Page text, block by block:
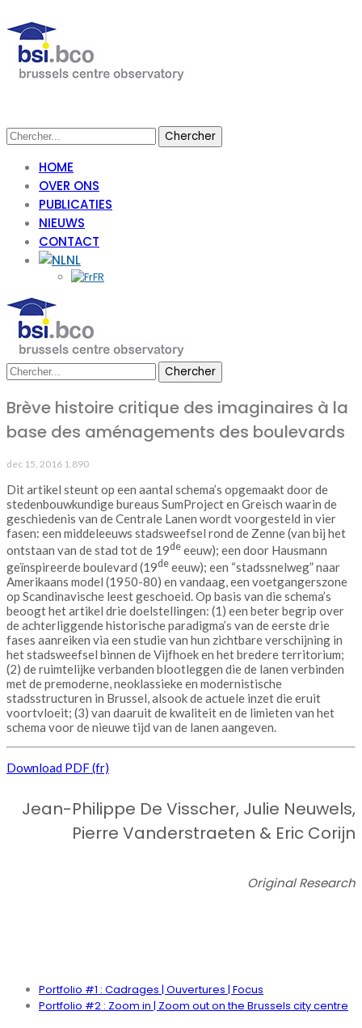
HOME
OVER ONS
PUBLICATIES
NIEUWS
CONTACT
NL
FR
Brève histoire critique des imaginaires à la
base des aménagements des boulevards
dec 15, 2016 1.890
Dit artikel steunt op een aantal schema’s opgemaakt door de
stedenbouwkundige bureaus SumProject en Greisch waarin de
geschiedenis van de Centrale Lanen wordt voorgesteld in vier
fasen: een middeleeuws stadsweefsel rond de Zenne (van bij het
ontstaan van de stad tot de 19de eeuw); een door Hausmann
geïnspireerde boulevard (19de eeuw); een “stadssnelweg” naar
Amerikaans model (1950-80) en vandaag, een voetgangerszone
op Scandinavische leest geschoeid. Op basis van die schema’s
beoogt het artikel drie doelstellingen: (1) een beter begrip over
de achterliggende historische paradigma’s van de eerste drie
fases aanreiken via een studie van hun zichtbare verschijning in
het stadsweefsel binnen de Vijfhoek en het bredere territorium;
(2) de ruimtelijke verbanden blootleggen die de lanen verbinden
met de premoderne, neoklassieke en modernistische
stadsstructuren in Brussel, alsook de actuele inzet die eruit
voortvloeit; (3) van daaruit de kwaliteit en de limieten van het
schema voor de nieuwe tijd van de lanen aangeven.
Download PDF (fr)
Jean-Philippe De Visscher, Julie Neuwels,
Pierre Vanderstraeten & Eric Corijn
Original Research
Portfolio #1 : Cadrages | Ouvertures | Focus
Portfolio #2 : Zoom in | Zoom out on the Brussels city centre